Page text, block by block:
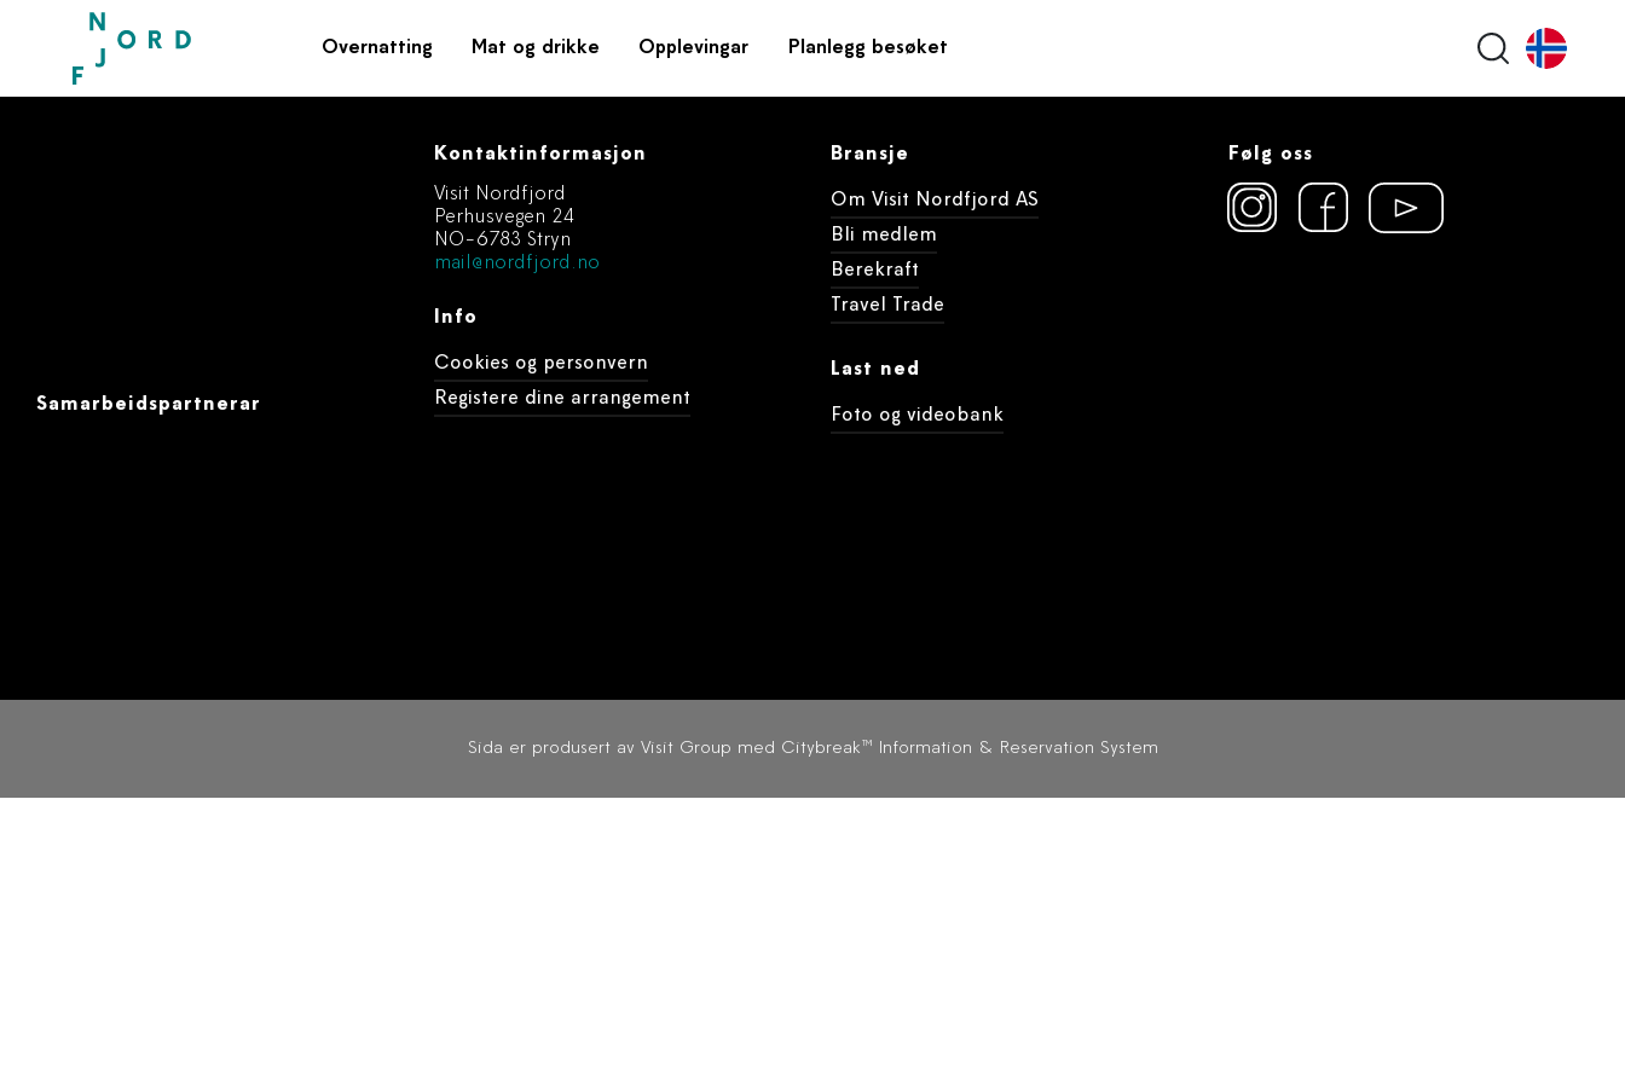
Overnatting Mat og drikke Opplevingar Planlegg besøket Search
Samarbeidspartnerar
Kontaktinformasjon
Visit Nordfjord
Perhusvegen 24
NO-6783 Stryn
mail@nordfjord.no
Info
Cookies og personvern
Registere dine arrangement
Bransje
Om Visit Nordfjord AS
Bli medlem
Berekraft
Travel Trade
Last ned
Foto og videobank
Følg oss
Sida er produsert av Visit Group med Citybreak™ Information & Reservation System